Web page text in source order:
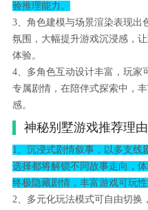
验推理能力。
3、角色建模与场景渲染表现出
氛围，大幅提升游戏沉浸感，
体验。
4、多角色互动设计丰富，玩家
专属剧情，在陪伴式探索中，
感。
神秘别墅游戏推荐理由
1、沉浸式剧情叙事，以多支线
选择都将解锁不同故事走向，
终极隐藏剧情，丰富游戏可玩性
2、多元化玩法模式可自由切换